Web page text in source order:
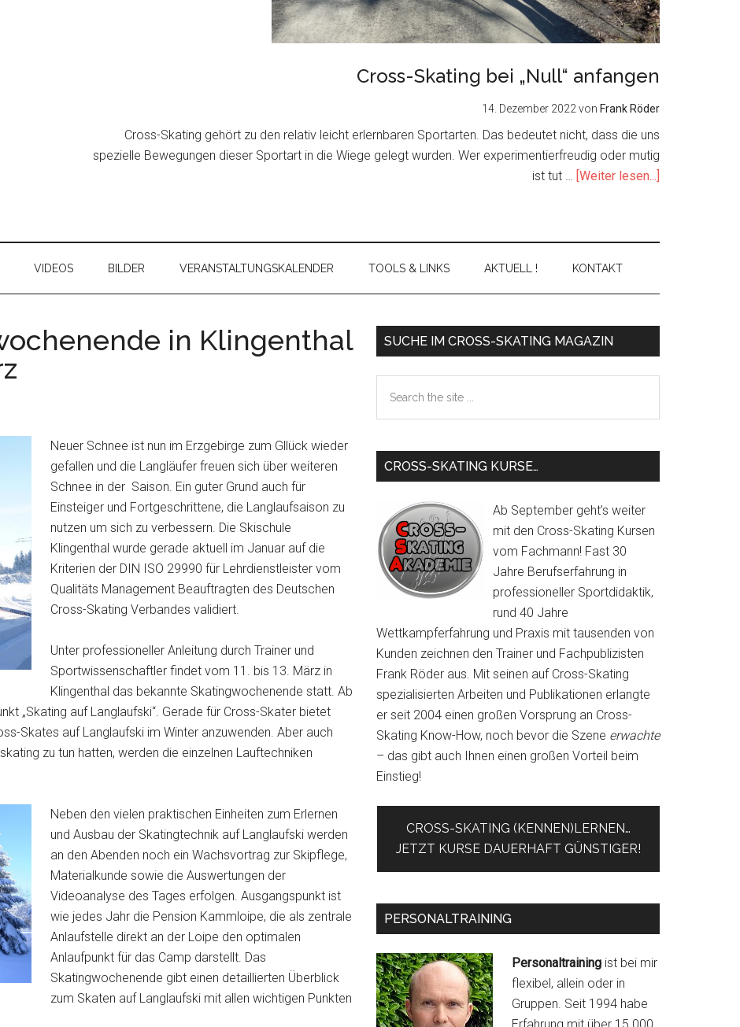
Cross-Skating bei „Null“ anfangen
14. Dezember 2022 von Frank Röder
Cross-Skating gehört zu den relativ leicht erlernbaren Sportarten. Das bedeutet nicht, dass die uns
spezielle Bewegungen dieser Sportart in die Wiege gelegt wurden. Wer experimentierfreudig oder mutig
ist tut … [Weiter lesen...]
VIDEOS BILDER VERANSTALTUNGSKALENDER TOOLS & LINKS AKTUELL ! KONTAKT
in Klingenthal
Neuer Schnee ist nun im Erzgebirge zum Gllück wieder
gefallen und die Langläufer freuen sich über weiteren
Schnee in der Saison. Ein guter Grund auch für
Einsteiger und Fortgeschrittene, die Langlaufsaison zu
nutzen um sich zu verbessern. Die Skischule
Klingenthal wurde gerade aktuell im Januar auf die
Kriterien der DIN ISO 29990 für Lehrdienstleister vom
Qualitäts Management Beauftragten des Deutschen
Cross-Skating Verbandes validiert.
Unter professioneller Anleitung durch Trainer und
Sportwissenschaftler findet vom 11. bis 13. März in
Klingenthal das bekannte Skatingwochenende statt. Ab
„Skating auf Langlaufski“. Gerade für Cross-Skater bietet
Skates auf Langlaufski im Winter anzuwenden. Aber auch
zu tun hatten, werden die einzelnen Lauftechniken
Neben den vielen praktischen Einheiten zum Erlernen
und Ausbau der Skatingtechnik auf Langlaufski werden
an den Abenden noch ein Wachsvortrag zur Skipflege,
Materialkunde sowie die Auswertungen der
Videoanalyse des Tages erfolgen. Ausgangspunkt ist
wie jedes Jahr die Pension Kammloipe, die als zentrale
Anlaufstelle direkt an der Loipe den optimalen
Anlaufpunkt für das Camp darstellt. Das
Skatingwochenende gibt einen detaillierten Überblick
zum Skaten auf Langlaufski mit allen wichtigen Punkten
Primary
SUCHE IM CROSS-SKATING MAGAZIN
the
CROSS-SKATING KURSE…
Ab September geht’s weiter
mit den Cross-Skating Kursen
vom Fachmann! Fast 30
Jahre Berufserfahrung in
professioneller Sportdidaktik,
rund 40 Jahre
Wettkampferfahrung und Praxis mit tausenden von
Kunden zeichnen den Trainer und Fachpublizisten
Frank Röder aus. Mit seinen auf Cross-Skating
spezialisierten Arbeiten und Publikationen erlangte
er seit 2004 einen großen Vorsprung an Cross-
Skating Know-How, noch bevor die Szene erwachte
– das gibt auch Ihnen einen großen Vorteil beim
Einstieg!
CROSS-SKATING (KENNEN)LERNEN…
JETZT KURSE DAUERHAFT GÜNSTIGER!
PERSONALTRAINING
Personaltraining ist bei mir
flexibel, allein oder in
Gruppen. Seit 1994 habe